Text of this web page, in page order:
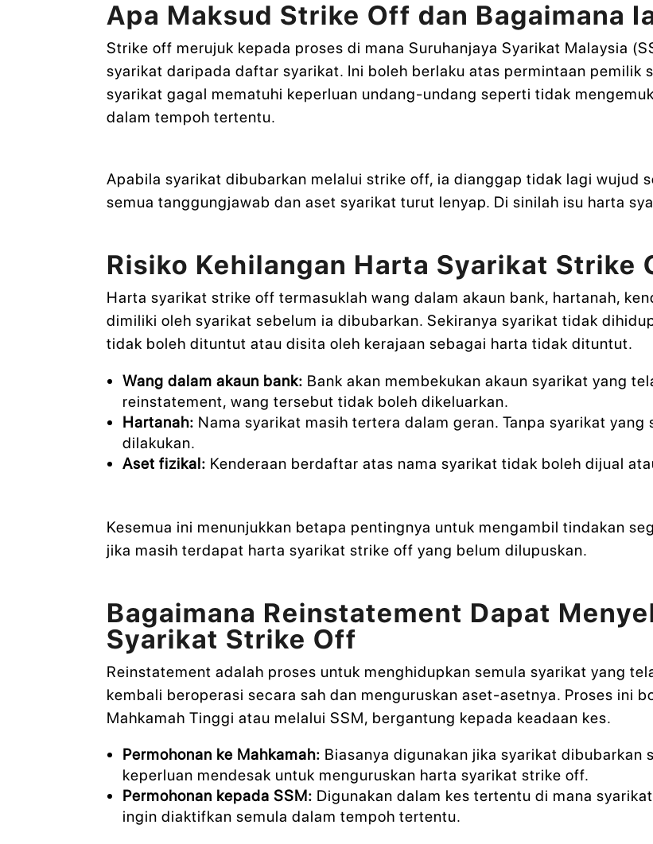
Apa Maksud Strike Off dan Bagaimana
Strike off merujuk kepada proses di mana Suruhanjaya Syarikat Malaysia
syarikat daripada daftar syarikat. Ini boleh berlaku atas permintaan pemilik
syarikat gagal mematuhi keperluan undang-undang seperti tidak
dalam tempoh tertentu.
Apabila syarikat dibubarkan melalui strike off, ia dianggap tidak lagi wujud
semua tanggungjawab dan aset syarikat turut lenyap. Di sinilah isu harta
Risiko Kehilangan Harta Syarikat Strike
Harta syarikat strike off termasuklah wang dalam akaun bank, hartanah,
dimiliki oleh syarikat sebelum ia dibubarkan. Sekiranya syarikat tidak
tidak boleh dituntut atau disita oleh kerajaan sebagai harta tidak dituntut.
Wang dalam akaun bank: Bank akan membekukan akaun syarikat yang
reinstatement, wang tersebut tidak boleh dikeluarkan.
Hartanah: Nama syarikat masih tertera dalam geran. Tanpa syarikat
dilakukan.
Aset fizikal: Kenderaan berdaftar atas nama syarikat tidak boleh dijual
Kesemua ini menunjukkan betapa pentingnya untuk mengambil tindakan
jika masih terdapat harta syarikat strike off yang belum dilupuskan.
Bagaimana Reinstatement Dapat
Syarikat Strike Off
Reinstatement adalah proses untuk menghidupkan semula syarikat yang
kembali beroperasi secara sah dan menguruskan aset-asetnya. Proses ini
Mahkamah Tinggi atau melalui SSM, bergantung kepada keadaan kes.
Permohonan ke Mahkamah: Biasanya digunakan jika syarikat
keperluan mendesak untuk menguruskan harta syarikat strike off.
Permohonan kepada SSM: Digunakan dalam kes tertentu di mana
ingin diaktifkan semula dalam tempoh tertentu.